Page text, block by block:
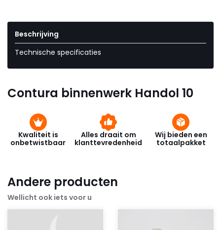
Beschrijving
Technische specificaties
Contura binnenwerk Handol 10
Kwaliteit is
onbetwistbaar
Alles draait om
klanttevredenheid
Wij bieden een
totaalpakket
Andere producten
Wellicht ook iets voor u